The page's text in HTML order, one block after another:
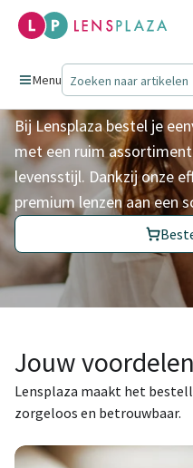
Menu
leven
Bij Lensplaza bestel je
met een ruim
levensstijl. Dankzij onze
premium lenzen aan een
Jouw
Lensplaza maakt het
zorgeloos en betrouwbaar.